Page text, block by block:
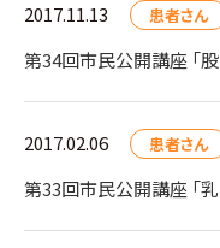
2017.11.13 患者さん
第34回市民公開講座 「
2017.02.06 患者さん
第33回市民公開講座 「乳